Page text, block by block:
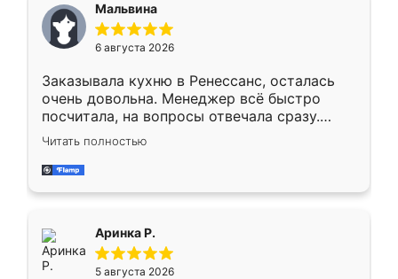
меньше, здесь же он более разнообразный.
Мне нравится ,если что-то потребуется из
мебели буду заказывать только здесь.
Мальвина
6 августа 2026
Заказывала кухню в Ренессанс, осталась
очень довольна. Менеджер всё быстро
посчитала, на вопросы отвечала сразу.
Замерщик приехал в субботу, подошёл к
делу со всей ответственностью. Собрали
за день, ребята работали аккуратно, даже
Читать полностью
Аринка Р.
5 августа 2026